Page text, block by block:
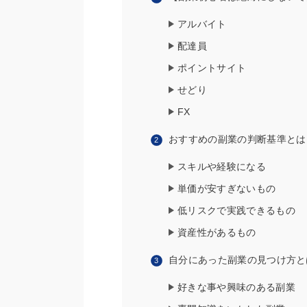
アルバイト
配達員
ポイントサイト
せどり
FX
おすすめの副業の判断基準と
スキルや経験になる
単価が安すぎないもの
低リスクで実践できるもの
資産性があるもの
自分にあった副業の見つけ方
好きな事や興味のある副業